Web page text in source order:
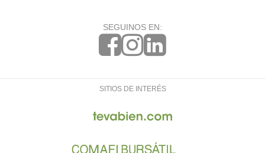
SEGUINOS EN:
SITIOS DE INTERÉS